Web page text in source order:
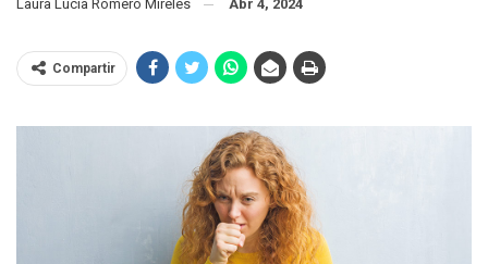
Laura Lucía Romero Mireles Abr 4, 2024
Compartir